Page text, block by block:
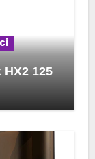
125